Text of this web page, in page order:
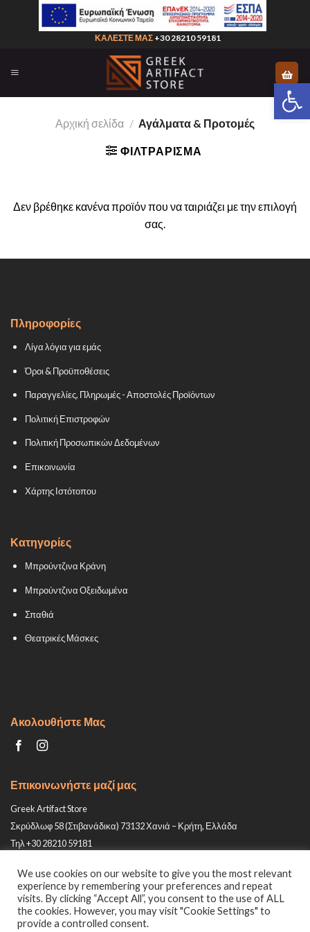
ΚΑΛΕΣΤΕ ΜΑΣ +30 28210 59181
Αρχική σελίδα / Αγάλματα & Προτομές
ΦΙΛΤΡΆΡΙΣΜΑ
Δεν βρέθηκε κανένα προϊόν που να ταιριάζει με την επιλογή
σας.
Πληροφορίες
Λίγα λόγια για εμάς
Όροι & Προϋποθέσεις
Παραγγελίες, Πληρωμές - Αποστολές Προϊόντων
Πολιτική Επιστροφών
Πολιτική Προσωπικών Δεδομένων
Επικοινωνία
Χάρτης Ιστότοπου
Κατηγορίες
Μπρούντζινα Κράνη
Μπρούντζινα Οξειδωμένα
Σπαθιά
Θεατρικές Μάσκες
Ακολουθήστε Μας
Επικοινωνήστε μαζί μας
Greek Artifact Store
Σκρύδλωφ 58 (Στιβανάδικα) 73132 Χανιά – Κρήτη, Ελλάδα
Τηλ +30 28210 59181
We use cookies on our website to give you the most relevant
experience by remembering your preferences and repeat
visits. By clicking “Accept All”, you consent to the use of ALL
the cookies. However, you may visit "Cookie Settings" to
provide a controlled consent.